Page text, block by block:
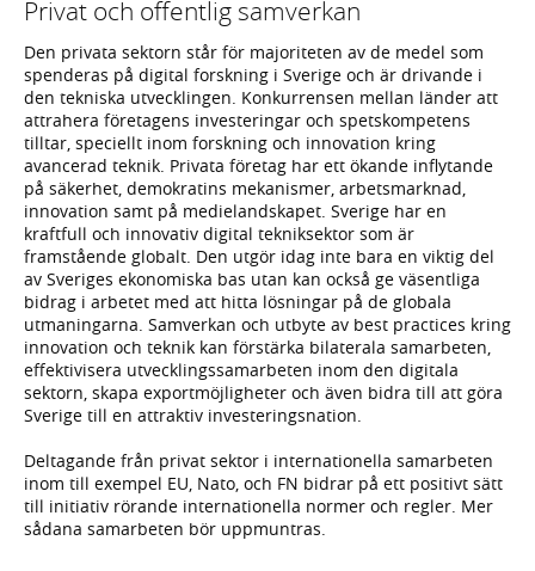
Privat och offentlig samverkan
Den privata sektorn står för majoriteten av de medel som
spenderas på digital forskning i Sverige och är drivande i
den tekniska utvecklingen. Konkurrensen mellan länder att
attrahera företagens investeringar och spetskompetens
tilltar, speciellt inom forskning och innovation kring
avancerad teknik. Privata företag har ett ökande inflytande
på säkerhet, demokratins mekanismer, arbetsmarknad,
innovation samt på medielandskapet. Sverige har en
kraftfull och innovativ digital tekniksektor som är
framstående globalt. Den utgör idag inte bara en viktig del
av Sveriges ekonomiska bas utan kan också ge väsentliga
bidrag i arbetet med att hitta lösningar på de globala
utmaningarna. Samverkan och utbyte av best practices kring
innovation och teknik kan förstärka bilaterala samarbeten,
effektivisera utvecklingssamarbeten inom den digitala
sektorn, skapa exportmöjligheter och även bidra till att göra
Sverige till en attraktiv investeringsnation.
Deltagande från privat sektor i internationella samarbeten
inom till exempel EU, Nato, och FN bidrar på ett positivt sätt
till initiativ rörande internationella normer och regler. Mer
sådana samarbeten bör uppmuntras.